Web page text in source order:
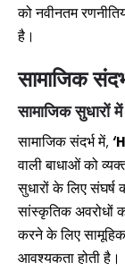
को नवीनतम
है।
सामाजिक
सामाजिक सुधारों में
सामाजिक संदर्भ में,
वाली बाधाओं को
सुधारों के लिए संघर्ष
सांस्कृतिक अवरोधों
करने के लिए
आवश्यकता होती है।